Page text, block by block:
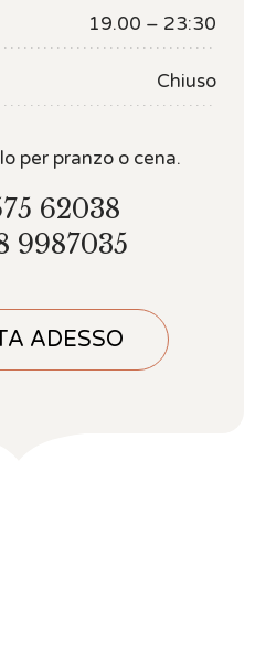
19.00 – 23:30
Chiuso
per pranzo o cena.
62038
9987035
ADESSO